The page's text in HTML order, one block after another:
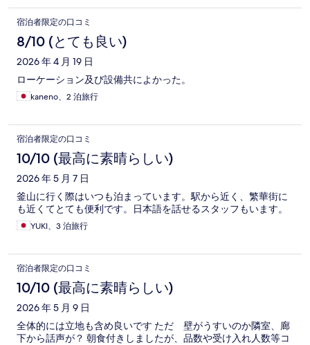
宿泊者限定の口コミ
8/10 (とても良い)
2026 年 4 月 19 日
ローケーション及び設備共によかった。
kaneno、2 泊旅行
宿泊者限定の口コミ
10/10 (最高に素晴らしい)
2026 年 5 月 7 日
釜山に行く際はいつも泊まっています。駅から近く、繁華街に
も近くてとても便利です。日本語を話せるスタッフもいます。
YUKI、3 泊旅行
宿泊者限定の口コミ
10/10 (最高に素晴らしい)
2026 年 5 月 9 日
全体的には立地も含め良いです ただ 壁がうすいのか隣室、廊
下から話声が？ 朝食付きしましたが、品数や受け入れ人数等コ